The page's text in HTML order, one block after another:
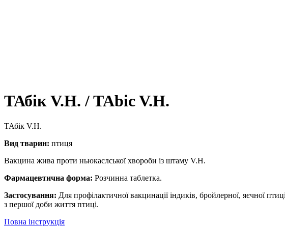
ТАбік V.H. / TAbic V.H.
ТАбік V.H.
Вид тварин: птиця
Вакцина жива проти ньюкаслської хвороби із штаму V.H.
Фармацевтична форма: Розчинна таблетка.
Застосування: Для профілактичної вакцинації індиків, бройлерної, яєчної
з першої доби життя птиці.
Повна інструкція